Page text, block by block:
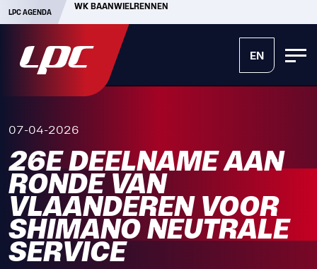
LPC AGENDA
WK BAANWIELRENNEN
EN
07-04-2026
26E DEELNAME AAN
RONDE VAN
VLAANDEREN VOOR
SHIMANO NEUTRALE
SERVICE